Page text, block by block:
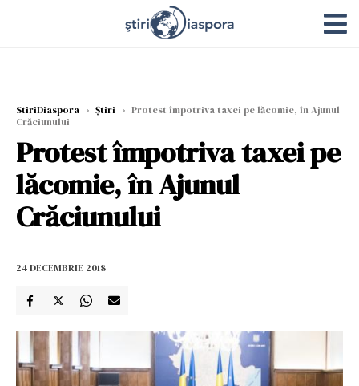
StiriDiaspora › Știri › Protest împotriva taxei pe lăcomie, în Ajunul
Crăciunului
Protest împotriva taxei pe
lăcomie, în Ajunul
Crăciunului
24 DECEMBRIE 2018